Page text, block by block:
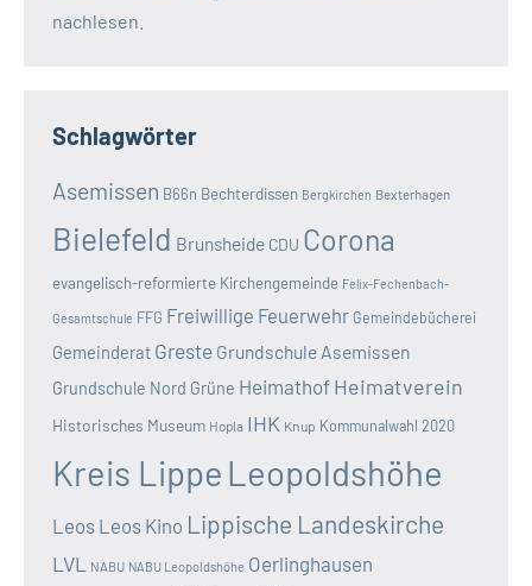
nachlesen.
Schlagwörter
Asemissen B66n Bechterdissen Bergkirchen Bexterhagen
Bielefeld Brunsheide CDU Corona
evangelisch-reformierte Kirchengemeinde Felix-Fechenbach-
Gesamtschule FFG Freiwillige Feuerwehr Gemeindebücherei
Gemeinderat Greste Grundschule Asemissen
Grundschule Nord Grüne Heimathof Heimatverein
Historisches Museum Hopla IHK Knup Kommunalwahl 2020
Kreis Lippe Leopoldshöhe
Leos Leos Kino Lippische Landeskirche
LVL NABU NABU Leopoldshöhe Oerlinghausen